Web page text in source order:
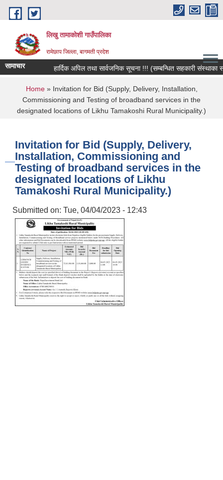
Skip to main content
लिखु तामाकोशी गाउँपालिका
रामेछाप जिल्ला, बागमती प्रदेश
सामाचार हार्दिक अपिल तथा सार्वजनिक सूचना !!! (सम्बन्धित सहकारी संस्थाका
You are here
Home» Invitation for Bid (Supply, Delivery, Installation,
Commissioning and Testing of broadband services in the
designated locations of Likhu Tamakoshi Rural Municipality.)
Invitation for Bid (Supply, Delivery,
Installation, Commissioning and
Testing of broadband services in the
designated locations of Likhu
Tamakoshi Rural Municipality.)
Submitted on: Tue, 04/04/2023 - 12:43